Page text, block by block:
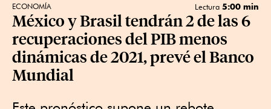
ECONOMÍA Lectura 5:00 min
México y Brasil tendrán 2 de las 6
recuperaciones del PIB menos
dinámicas de 2021, prevé el Banco
Mundial